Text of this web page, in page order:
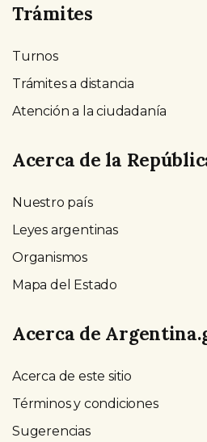
Trámites
Turnos
Trámites a distancia
Atención a la ciudadanía
Acerca de la
Nuestro país
Leyes argentinas
Organismos
Mapa del Estado
Acerca de
Acerca de este sitio
Términos y condiciones
Sugerencias